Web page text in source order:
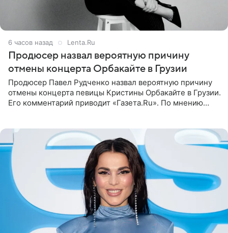
6 часов назад Lenta.Ru
Продюсер назвал вероятную причину
отмены концерта Орбакайте в Грузии
Продюсер Павел Рудченко назвал вероятную причину
отмены концерта певицы Кристины Орбакайте в Грузии.
Его комментарий приводит «Газета.Ru». По мнению